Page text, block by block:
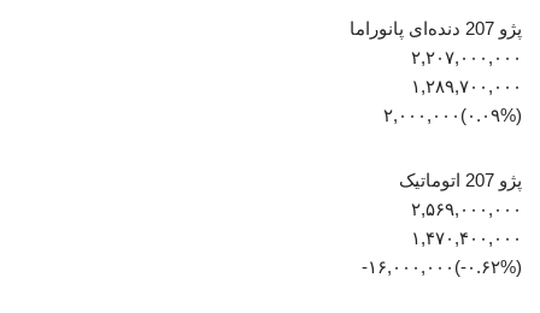
پژو 207 دنده‌ای پانوراما
۲,۲۰۷,۰۰۰,۰۰۰
۱,۲۸۹,۷۰۰,۰۰۰
(‎۰.۰۹%‏)‎۲,۰۰۰,۰۰۰‏
پژو 207 اتوماتیک
۲,۵۶۹,۰۰۰,۰۰۰
۱,۴۷۰,۴۰۰,۰۰۰
(‎-۰.۶۲%‏)‎-۱۶,۰۰۰,۰۰۰‏